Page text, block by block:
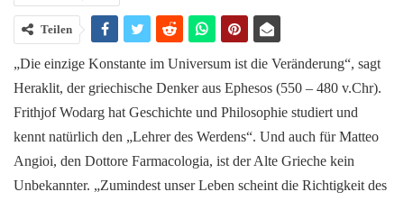
Teilen
„Die einzige Konstante im Universum ist die Veränderung“, sagt
Heraklit, der griechische Denker aus Ephesos (550 – 480 v.Chr).
Frithjof Wodarg hat Geschichte und Philosophie studiert und
kennt natürlich den „Lehrer des Werdens“. Und auch für Matteo
Angioi, den Dottore Farmacologia, ist der Alte Grieche kein
Unbekannter. „Zumindest unser Leben scheint die Richtigkeit des